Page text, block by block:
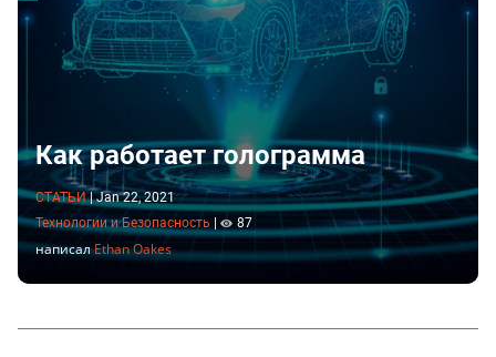
Как работает голограмма
СТАТЬИ | Jan 22, 2021
Технологии и Безопасность
87
написалEthan Oakes